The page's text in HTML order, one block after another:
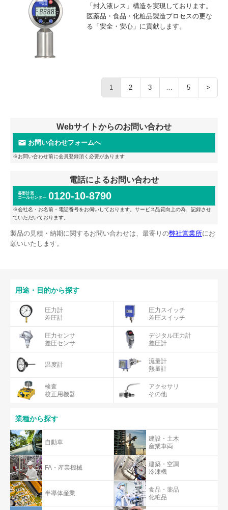
「封入液レス」構造を実現しております。
医薬品・食品・化粧品製造プロセスの更な
る「安全・安心」に貢献します。
1 2 3 … 5 >
Webサイトからのお問い合わせ
お問い合わせフォームへ
※お問い合わせ前に会員登録頂く必要があります
電話によるお問い合わせ
長野計器
コールセンター 0120-10-8790
※会社名・お名前・電話番号をお伺いしております。サービス品質向上の為、記録させ
ていただいております。
製品の見積・納期に関するお問い合わせは、最寄りの弊社営業所にお
願いいたします。
用途・目的から探す
圧力計
差圧計
圧力スイッチ
差圧スイッチ
圧力センサ
差圧センサ
デジタル圧力計
差圧計
温度計
流量計
熱量計
検査
校正用機器
アクセサリ
その他
業種から探す
自動車
建設・土木
産業車両
FA・産業機械
建築・空調
冷凍機
半導体産業
食品・薬品
化粧品